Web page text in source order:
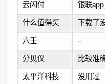
云闪付 银联app
什么值得买 下载了
六壬 –
分贝仪 比较准
太平洋科技 没用过